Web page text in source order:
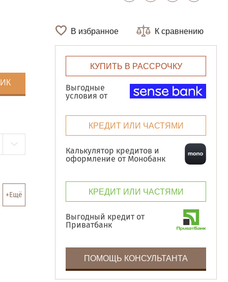
+Ещё
В избранное К сравнению
КУПИТЬ В РАССРОЧКУ
Выгодные
условия от
КРЕДИТ ИЛИ ЧАСТЯМИ
Калькулятор кредитов и
оформление от Монобанк
КРЕДИТ ИЛИ ЧАСТЯМИ
Выгодный кредит от
Приватбанк
ПОМОЩЬ КОНСУЛЬТАНТА